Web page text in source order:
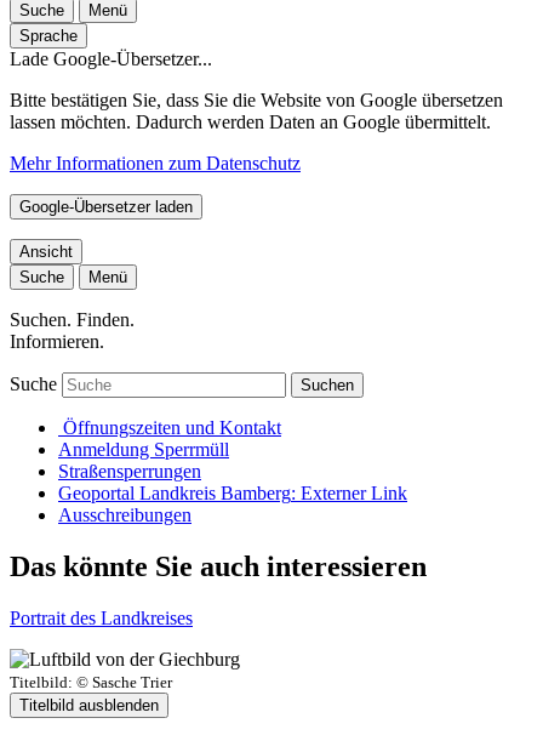
Suche
Menü
Sprache
Lade Google-Übersetzer...
Bitte bestätigen Sie, dass Sie die Website von Google übersetzen
lassen möchten. Dadurch werden Daten an Google übermittelt.
Mehr Informationen zum Datenschutz
Google-Übersetzer laden
Ansicht
Suche
Menü
Suchen. Finden.
Informieren.
Suche Suchen
Öffnungszeiten und Kontakt
Anmeldung Sperrmüll
Straßensperrungen
Geoportal Landkreis Bamberg: Externer Link
Ausschreibungen
Das könnte Sie auch interessieren
Portrait des Landkreises
Titelbild: © Sasche Trier
Titelbild ausblenden